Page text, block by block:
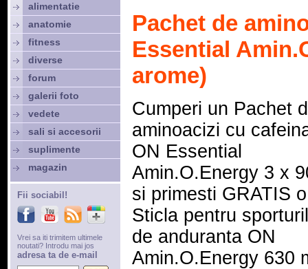
Pachet de
Essential
arome)
Cumperi un Pachet
aminoacizi cu
ON Essential
Amin.O.Energy 3 x
si primesti GRATIS o
Sticla pentru
de anduranta ON
Amin.O.Energy 630
alimentatie
anatomie
fitness
diverse
forum
galerii foto
vedete
sali si accesorii
suplimente
magazin
Fii sociabil!
Vrei sa iti trimitem ultimele
noutati? Introdu mai jos
adresa ta de e-mail